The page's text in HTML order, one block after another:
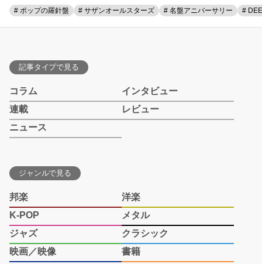
# ポップの羅針盤 # サザンオールスターズ # 名盤アニバーサリー #
記事タイプで見る
コラム
インタビュー
連載
レビュー
ニュース
ジャンルで見る
邦楽
洋楽
K-POP
メタル
ジャズ
クラシック
映画／映像
書籍